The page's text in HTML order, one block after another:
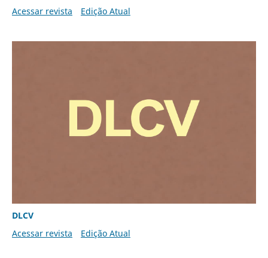
Acessar revista
Edição Atual
DLCV
Acessar revista
Edição Atual